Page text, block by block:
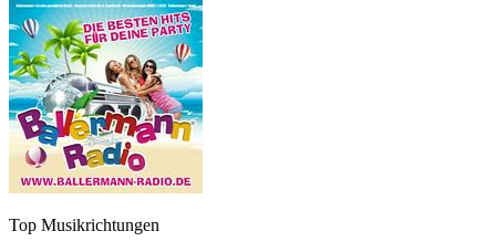
Top Musikrichtungen